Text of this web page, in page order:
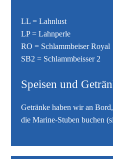
LL = Lahnlust
LP = Lahnperle
RO = Schlammbeiser Royal
SB2 = Schlammbeisser 2
Speisen und
Getränke haben wir an
die Marine-Stuben buchen